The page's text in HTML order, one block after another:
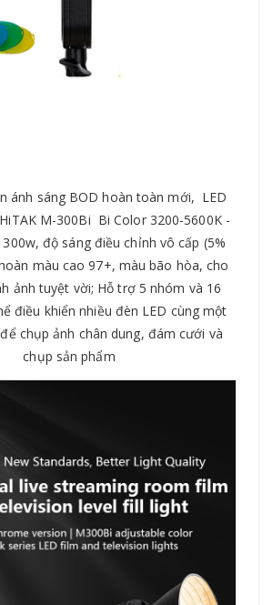
ánh sáng BOD hoàn toàn mới, LED
M-300Bi Bi Color 3200-5600K -
độ sáng điều chỉnh vô cấp (5%
màu cao 97+, màu bão hòa, cho
ảnh tuyệt vời; Hỗ trợ 5 nhóm và 16
điều khiển nhiều đèn LED cùng một
chụp ảnh chân dung, đám cưới và
chụp sản phẩm